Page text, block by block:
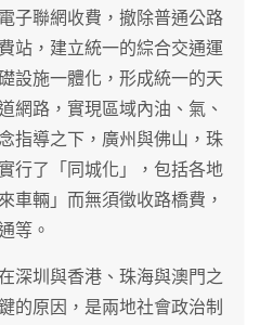
子聯網收費，撤除普通公路
站，建立統一的綜合交通運
設施一體化，形成統一的天
網路，實現區域內油、氣、
指導之下，廣州與佛山，珠
行了「同城化」，包括各地
車輛」而無須徵收路橋費，
等。
深圳與香港、珠海與澳門之
的原因，是兩地社會政治制